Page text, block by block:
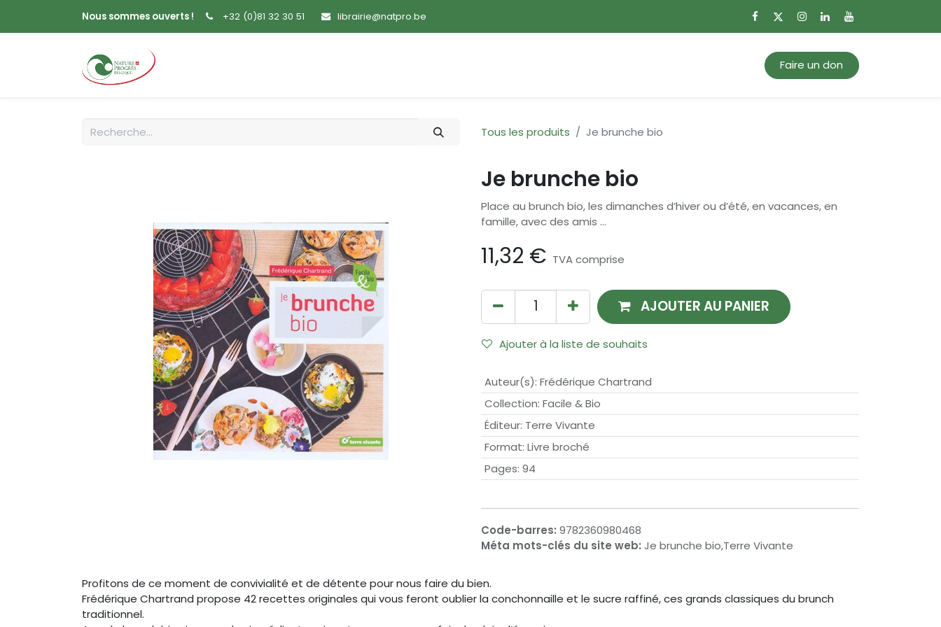
Nous sommes ouverts ! +32 (0)81 32 30 51 librairie@natpro.be
Faire un don
Tous les produits Je brunche bio
Je brunche bio
Place au brunch bio, les dimanches d’hiver ou d’été, en vacances, en
famille, avec des amis …
11,32 € TVA comprise
AJOUTER AU PANIER
Ajouter à la liste de souhaits
Auteur(s): Frédérique Chartrand
Collection: Facile & Bio
Éditeur: Terre Vivante
Format: Livre broché
Pages: 94
Code-barres: 9782360980468
Méta mots-clés du site web: Je brunche bio,Terre Vivante
Profitons de ce moment de convivialité et de détente pour nous faire du bien.
Frédérique Chartrand propose 42 recettes originales qui vous feront oublier la conchonnaille et le sucre raffiné, ces grands classiques du brunch
traditionnel.